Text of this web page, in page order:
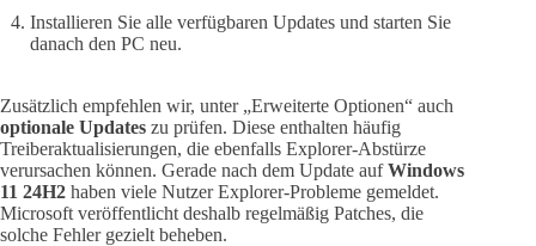
Installieren Sie alle verfügbaren Updates und starten Sie
danach den PC neu.
Zusätzlich empfehlen wir, unter „Erweiterte Optionen“ auch
optionale Updates zu prüfen. Diese enthalten häufig
Treiberaktualisierungen, die ebenfalls Explorer-Abstürze
verursachen können. Gerade nach dem Update aufWindows
11 24H2 haben viele Nutzer Explorer-Probleme gemeldet.
Microsoft veröffentlicht deshalb regelmäßig Patches, die
solche Fehler gezielt beheben.